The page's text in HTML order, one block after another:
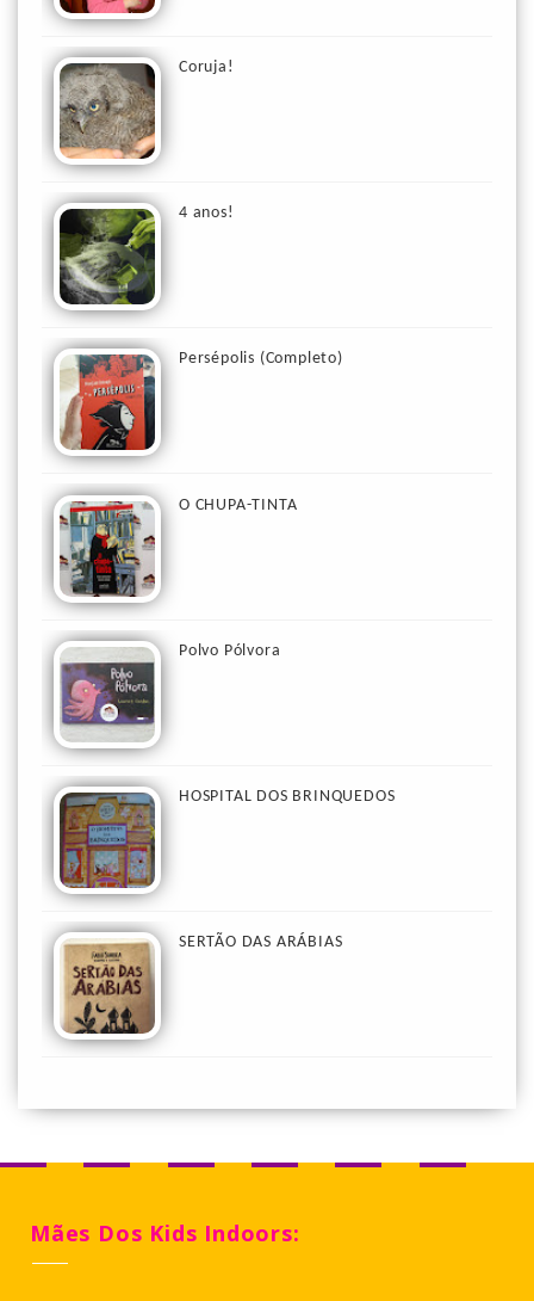
Coruja!
4 anos!
Persépolis (Completo)
O CHUPA-TINTA
Polvo Pólvora
HOSPITAL DOS BRINQUEDOS
SERTÃO DAS ARÁBIAS
Mães Dos Kids Indoors: